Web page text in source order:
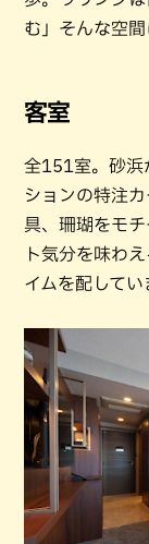
む」そんな空間
客室
全151室。砂浜
ションの特注
具、珊瑚をモ
ト気分を味わ
イムを配してい